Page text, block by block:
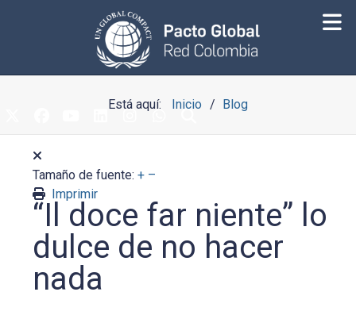
Está aquí: Inicio Blog
Tamaño de fuente: + –
Imprimir
“Il doce far niente” lo
dulce de no hacer
nada